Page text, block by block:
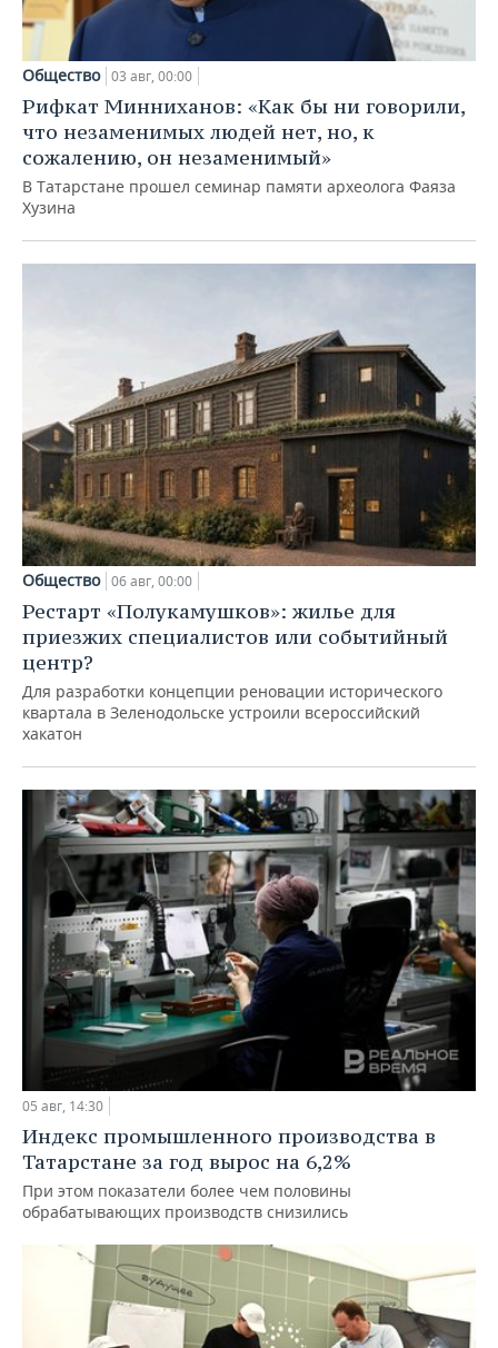
Общество 03 авг, 00:00
Рифкат Минниханов: «Как бы ни говорили,
что незаменимых людей нет, но, к
сожалению, он незаменимый»
В Татарстане прошел семинар памяти археолога Фаяза
Хузина
Общество 06 авг, 00:00
Рестарт «Полукамушков»: жилье для
приезжих специалистов или событийный
центр?
Для разработки концепции реновации исторического
квартала в Зеленодольске устроили всероссийский
хакатон
05 авг, 14:30
Индекс промышленного производства в
Татарстане за год вырос на 6,2%
При этом показатели более чем половины
обрабатывающих производств снизились